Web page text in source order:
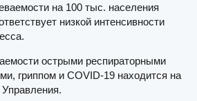
на 100 тыс. населения
низкой интенсивности
острыми респираторными
гриппом и COVID-19 находится на